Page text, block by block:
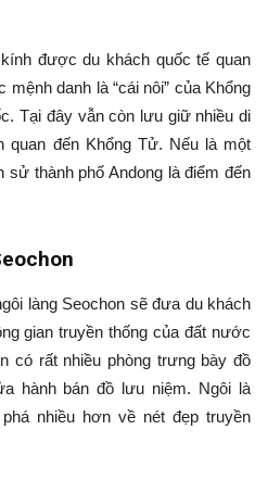
được du khách quốc tế quan
danh là “cái nôi” của Khổng
Tại đây vẫn còn lưu giữ nhiều di
quan đến Khổng Tử. Nếu là một
thành phố Andong là điểm đến
làng Seochon sẽ đưa du khách
gian truyền thống của đất nước
có rất nhiều phòng trưng bày đồ
hành bán đồ lưu niệm. Ngôi là
nhiều hơn về nét đẹp truyền